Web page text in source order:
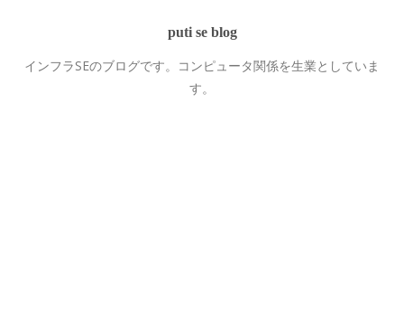
puti se blog
インフラSEのブログです。コンピュータ関係を生業としていま
す。